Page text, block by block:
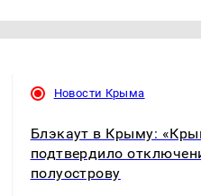
Новости Крыма
Блэкаут в Крыму:
подтвердило
полуострову